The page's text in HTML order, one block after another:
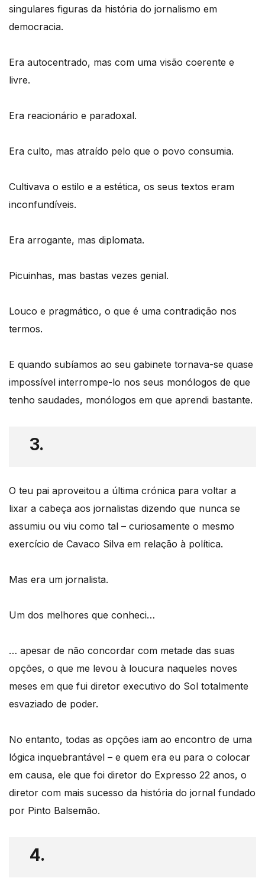
singulares figuras da história do jornalismo em
democracia.
Era autocentrado, mas com uma visão coerente e
livre.
Era reacionário e paradoxal.
Era culto, mas atraído pelo que o povo consumia.
Cultivava o estilo e a estética, os seus textos eram
inconfundíveis.
Era arrogante, mas diplomata.
Picuinhas, mas bastas vezes genial.
Louco e pragmático, o que é uma contradição nos
termos.
E quando subíamos ao seu gabinete tornava-se quase
impossível interrompe-lo nos seus monólogos de que
tenho saudades, monólogos em que aprendi bastante.
3.
O teu pai aproveitou a última crónica para voltar a
lixar a cabeça aos jornalistas dizendo que nunca se
assumiu ou viu como tal – curiosamente o mesmo
exercício de Cavaco Silva em relação à política.
Mas era um jornalista.
Um dos melhores que conheci…
… apesar de não concordar com metade das suas
opções, o que me levou à loucura naqueles noves
meses em que fui diretor executivo do Sol totalmente
esvaziado de poder.
No entanto, todas as opções iam ao encontro de uma
lógica inquebrantável – e quem era eu para o colocar
em causa, ele que foi diretor do Expresso 22 anos, o
diretor com mais sucesso da história do jornal fundado
por Pinto Balsemão.
4.